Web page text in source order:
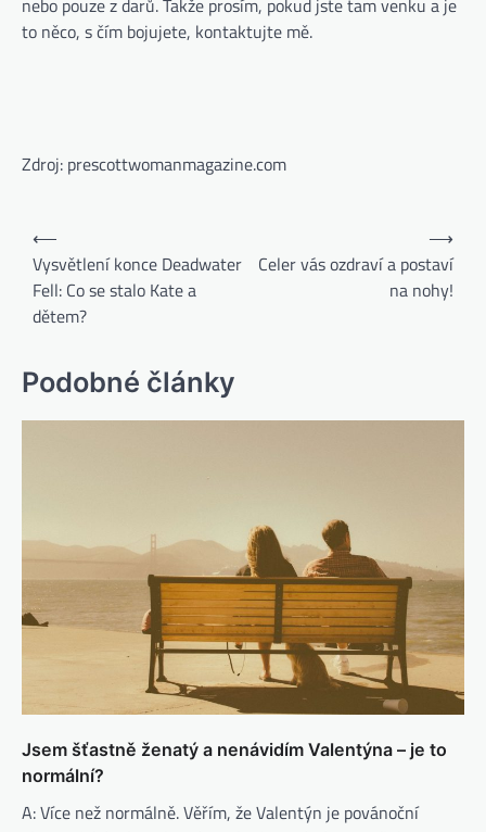
nebo pouze z darů. Takže prosím, pokud jste tam venku a je
to něco, s čím bojujete, kontaktujte mě.
Zdroj: prescottwomanmagazine.com
⟵
Vysvětlení konce Deadwater
Fell: Co se stalo Kate a
dětem?
Celer vás ozdraví a postaví
na nohy!
⟶
Podobné články
Jsem šťastně ženatý a nenávidím Valentýna – je to
normální?
A: Více než normálně. Věřím, že Valentýn je povánoční